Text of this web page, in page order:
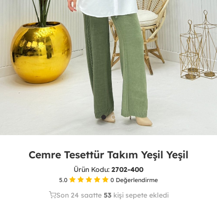
Cemre Tesettür Takım Yeşil Yeşil
Ürün Kodu: 2702-400
5.0 0 Değerlendirme
43 53
Son 24 saatte10kişi satın aldı